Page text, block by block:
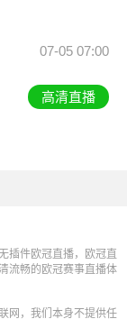
07-05 07:00
高清直播
插件欧冠直播，欧冠直
流畅的欧冠赛事直播体
网，我们本身不提供任